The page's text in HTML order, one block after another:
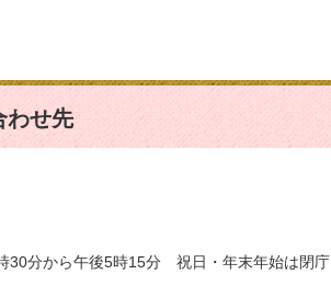
わせ先
30分から午後5時15分 祝日・年末年始は閉庁